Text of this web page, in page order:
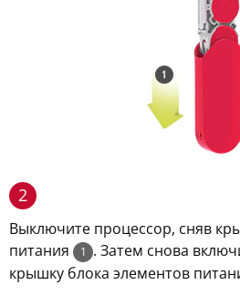
2
Выключите процессор, сняв
питания
1 . Затем снова
крышку блока элементов